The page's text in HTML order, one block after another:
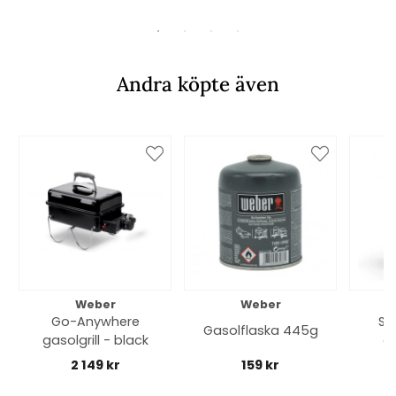
Andra köpte även
Weber
Go-Anywhere
gasolgrill - black
2 149 kr
Weber
Gasolflaska 445g
159 kr